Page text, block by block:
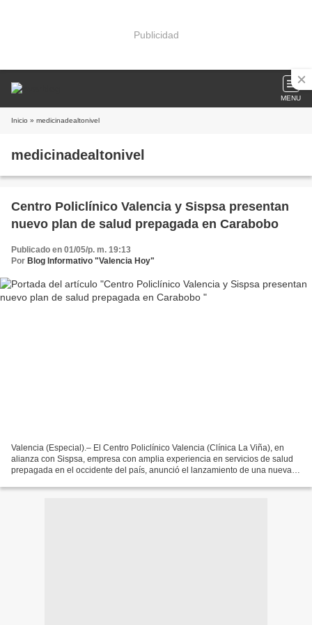
Publicidad
MENU
Inicio » medicinadealtonivel
medicinadealtonivel
Centro Policlínico Valencia y Sispsa presentan
nuevo plan de salud prepagada en Carabobo
Publicado en 01/05/p. m. 19:13
Por Blog Informativo "Valencia Hoy"
Valencia (Especial).– El Centro Policlínico Valencia (Clínica La Viña), en
alianza con Sispsa, empresa con amplia experiencia en servicios de salud
prepagada en el occidente del país, anunció el lanzamiento de una nueva